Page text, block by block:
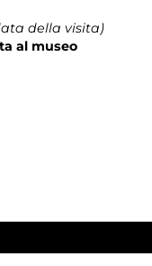
della visita)
al museo